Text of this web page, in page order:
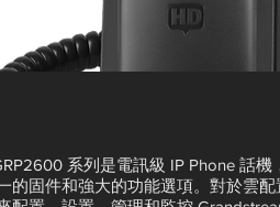
系列是電訊級 IP Phone 話
的固件和強大的功能選項。對於雲